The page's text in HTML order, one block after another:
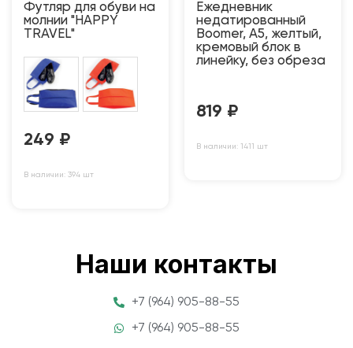
Футляр для обуви на
молнии "HAPPY
TRAVEL"
249 ₽
В наличии: 394 шт
Ежедневник
недатированный
Boomer, А5, желтый,
кремовый блок в
линейку, без обреза
819 ₽
В наличии: 1411 шт
Наши контакты
+7 (964) 905-88-55
+7 (964) 905-88-55